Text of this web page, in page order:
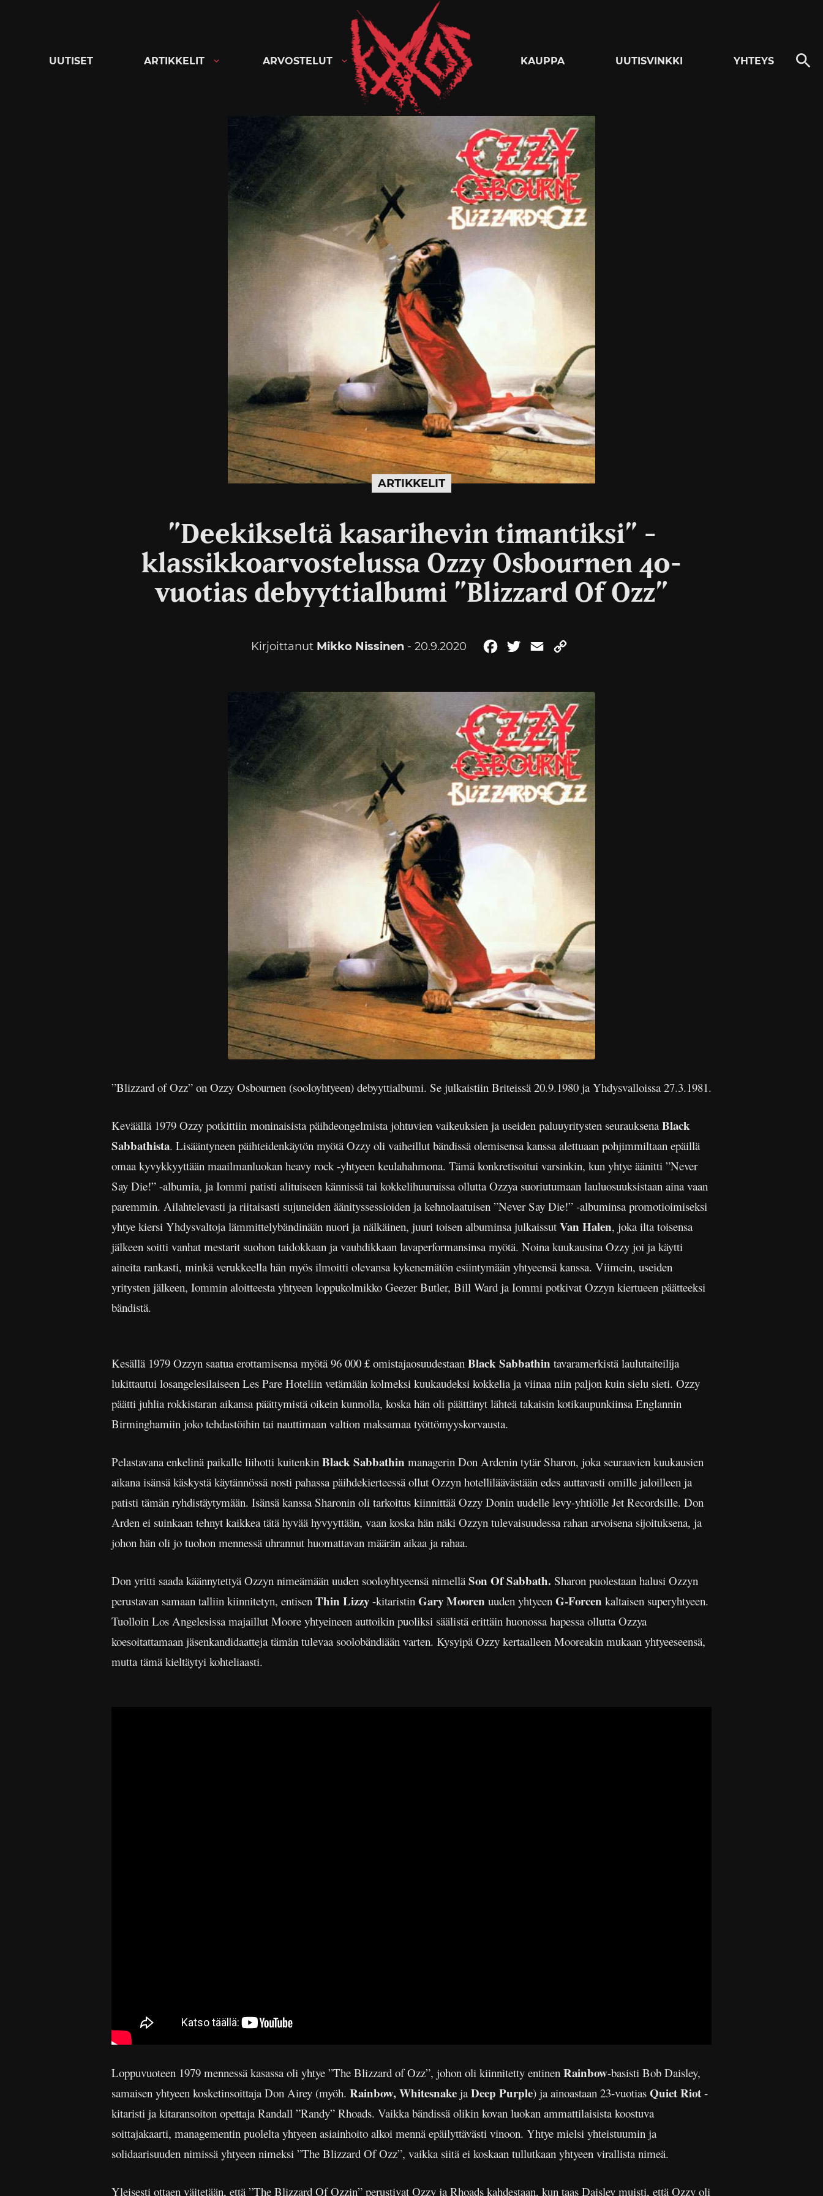
Kaaoszine
UUTISET ARTIKKELIT ARVOSTELUT KAUPPA UUTISVINKKI YHTEYS
ARTIKKELIT
”Deekikseltä kasarihevin timantiksi” −
klassikkoarvostelussa Ozzy Osbournen 40-
vuotias debyyttialbumi ”Blizzard Of Ozz”
Kirjoittanut Mikko Nissinen - 20.9.2020 FacebookTwitterEmail
”Blizzard of Ozz” on Ozzy Osbournen (sooloyhtyeen) debyyttialbumi. Se julkaistiin Briteissä 20.9.1980 ja Yhdysvalloissa 27.3.1981.
Keväällä 1979 Ozzy potkittiin moninaisista päihdeongelmista johtuvien vaikeuksien ja useiden paluuyritysten seurauksenaBlack
Sabbathista. Lisääntyneen päihteidenkäytön myötä Ozzy oli vaiheillut bändissä olemisensa kanssa alettuaan pohjimmiltaan epäillä
omaa kyvykkyyttään maailmanluokan heavy rock -yhtyeen keulahahmona. Tämä konkretisoitui varsinkin, kun yhtye äänitti ”Never
Say Die!” -albumia, ja Iommi patisti alituiseen kännissä tai kokkelihuuruissa ollutta Ozzya suoriutumaan lauluosuuksistaan aina vaan
paremmin. Ailahtelevasti ja riitaisasti sujuneiden äänityssessioiden ja kehnolaatuisen ”Never Say Die!” -albuminsa promotioimiseksi
yhtye kiersi Yhdysvaltoja lämmittelybändinään nuori ja nälkäinen, juuri toisen albuminsa julkaissut Van Halen, joka ilta toisensa
jälkeen soitti vanhat mestarit suohon taidokkaan ja vauhdikkaan lavaperformansinsa myötä. Noina kuukausina Ozzy joi ja käytti
aineita rankasti, minkä verukkeella hän myös ilmoitti olevansa kykenemätön esiintymään yhtyeensä kanssa. Viimein, useiden
yritysten jälkeen, Iommin aloitteesta yhtyeen loppukolmikko Geezer Butler, Bill Ward ja Iommi potkivat Ozzyn kiertueen päätteeksi
bändistä.
Kesällä 1979 Ozzyn saatua erottamisensa myötä 96 000 £ omistajaosuudestaan Black Sabbathin tavaramerkistä laulutaiteilija
lukittautui losangelesilaiseen Les Pare Hoteliin vetämään kolmeksi kuukaudeksi kokkelia ja viinaa niin paljon kuin sielu sieti. Ozzy
päätti juhlia rokkistaran aikansa päättymistä oikein kunnolla, koska hän oli päättänyt lähteä takaisin kotikaupunkiinsa Englannin
Birminghamiin joko tehdastöihin tai nauttimaan valtion maksamaa työttömyyskorvausta.
Pelastavana enkelinä paikalle liihotti kuitenkin Black Sabbathin managerin Don Ardenin tytär Sharon, joka seuraavien kuukausien
aikana isänsä käskystä käytännössä nosti pahassa päihdekierteessä ollut Ozzyn hotelliläävästään edes auttavasti omille jaloilleen ja
patisti tämän ryhdistäytymään. Isänsä kanssa Sharonin oli tarkoitus kiinnittää Ozzy Donin uudelle levy-yhtiölle Jet Recordsille. Don
Arden ei suinkaan tehnyt kaikkea tätä hyvää hyvyyttään, vaan koska hän näki Ozzyn tulevaisuudessa rahan arvoisena sijoituksena, ja
johon hän oli jo tuohon mennessä uhrannut huomattavan määrän aikaa ja rahaa.
Don yritti saada käännytettyä Ozzyn nimeämään uuden sooloyhtyeensä nimelläSon Of Sabbath. Sharon puolestaan halusi Ozzyn
perustavan samaan talliin kiinnitetyn, entisen Thin Lizzy -kitaristin Gary Mooren uuden yhtyeen G-Forcen kaltaisen superyhtyeen.
Tuolloin Los Angelesissa majaillut Moore yhtyeineen auttoikin puoliksi säälistä erittäin huonossa hapessa ollutta Ozzya
koesoitattamaan jäsenkandidaatteja tämän tulevaa soolobändiään varten. Kysyipä Ozzy kertaalleen Mooreakin mukaan yhtyeeseensä,
mutta tämä kieltäytyi kohteliaasti.
Loppuvuoteen 1979 mennessä kasassa oli yhtye ”The Blizzard of Ozz”, johon oli kiinnitetty entinen Rainbow-basisti Bob Daisley,
samaisen yhtyeen kosketinsoittaja Don Airey (myöh. Rainbow, Whitesnake jaDeep Purple) ja ainoastaan 23-vuotias Quiet Riot -
kitaristi ja kitaransoiton opettaja Randall ”Randy” Rhoads. Vaikka bändissä olikin kovan luokan ammattilaisista koostuva
soittajakaarti, managementin puolelta yhtyeen asiainhoito alkoi mennä epäilyttävästi vinoon. Yhtye mielsi yhteistuumin ja
solidaarisuuden nimissä yhtyeen nimeksi ”The Blizzard Of Ozz”, vaikka siitä ei koskaan tullutkaan yhtyeen virallista nimeä.
Yleisesti ottaen väitetään, että ”The Blizzard Of Ozzin” perustivat Ozzy ja Rhoads kahdestaan, kun taas Daisley muisti, että Ozzy oli